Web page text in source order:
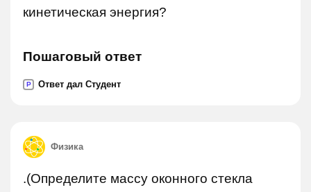
кинетическая энергия?
Пошаговый ответ
P Ответ дал Студент
Физика
.(Определите массу оконного стекла